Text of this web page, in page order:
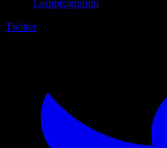
Lernprogramm
Twitter